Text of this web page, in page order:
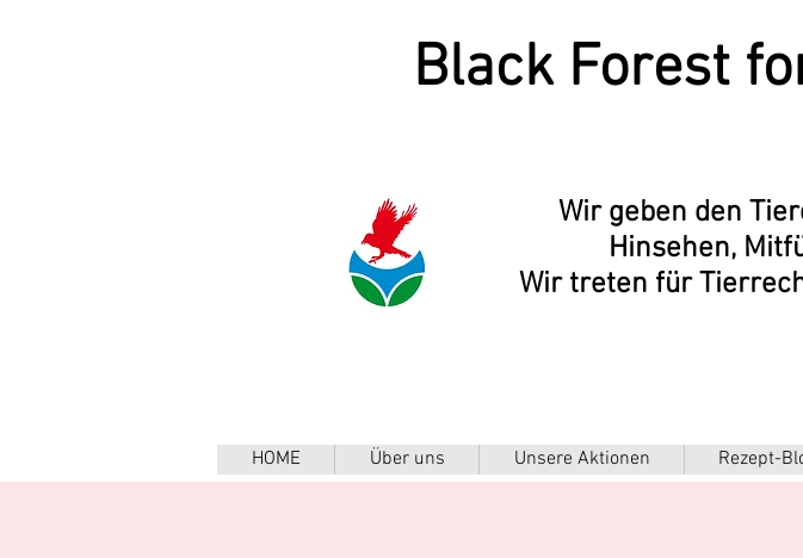
Black Forest
Wir geben den
Hinsehen,
Wir treten für
HOME Über uns Unsere Aktionen Rezept-